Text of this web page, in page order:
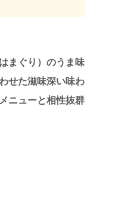
まぐり）のうま味
せた滋味深い味わ
ニューと相性抜群